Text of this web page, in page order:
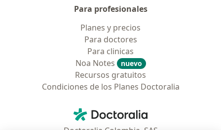
Para profesionales
Planes y precios
Para doctores
Para clinicas
Noa Notes
nuevo
Recursos gratuitos
Condiciones de los Planes Doctoralia
Doctoralia - Página de inicio